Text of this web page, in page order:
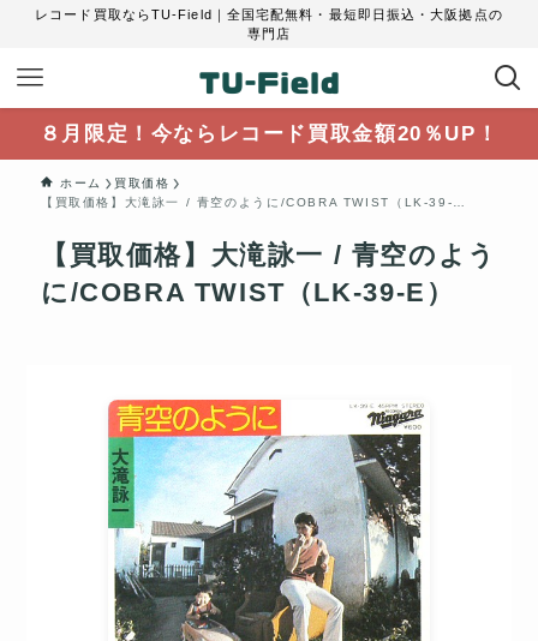
レコード買取ならTU-Field｜全国宅配無料・最短即日振込・大阪拠点の
専門店
８月限定！今ならレコード買取金額20％UP！
ホーム
買取価格
【買取価格】大滝詠一 / 青空のように/COBRA TWIST（LK-39-E）
【買取価格】大滝詠一 / 青空のよう
に/COBRA TWIST（LK-39-E）